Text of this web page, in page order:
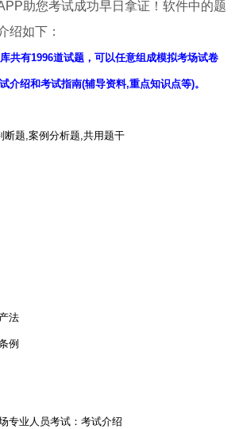
助您考试成功早日拿证！软件中的题
绍如下：
共有1996道试题，可以任意组成模拟考场试卷
介绍和考试指南(辅导资料,重点知识点等)。
断题,案例分析题,共用题干
法
例
专业人员考试：考试介绍